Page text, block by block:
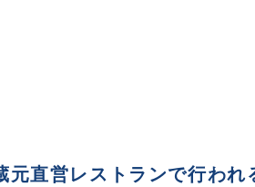
元直営レストランで行われ